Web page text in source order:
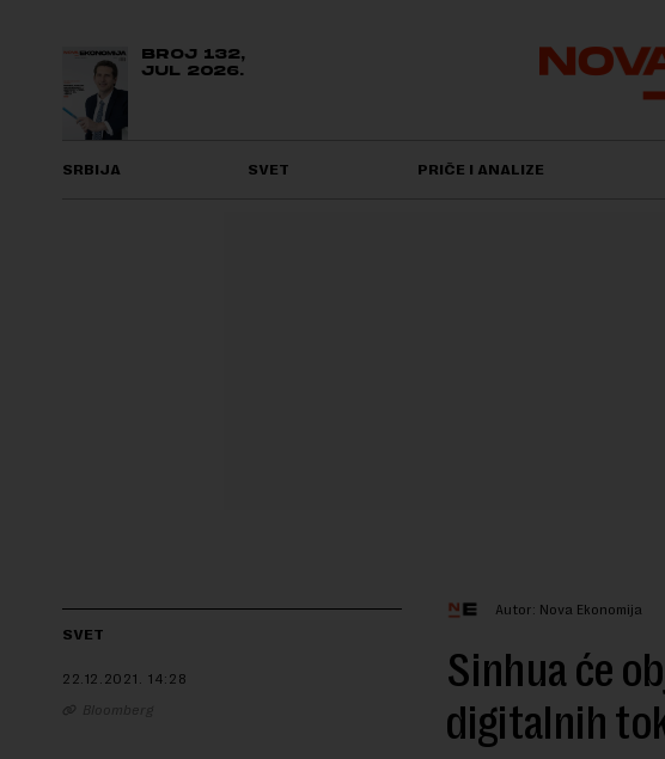
BROJ 132,
JUL 2026.
SRBIJA SVET PRIČE I ANALIZE
SVET
22.12.2021. 14:28
Bloomberg
Autor: Nova Ekonomija
Sinhua će
digitalnih